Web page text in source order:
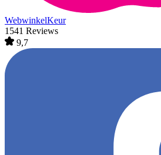
WebwinkelKeur
1541 Reviews
9,7